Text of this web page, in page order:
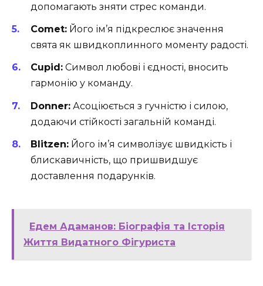
допомагають зняти стрес команди.
Comet: Його ім’я підкреслює значення
свята як швидкоплинного моменту радості.
Cupid: Символ любові і єдності, вносить
гармонію у команду.
Donner: Асоціюється з гучністю і силою,
додаючи стійкості загальній команді.
Blitzen: Його ім’я символізує швидкість і
блискавичність, що пришвидшує
доставлення подарунків.
Едем Адаманов: Біографія та Історія
Життя Видатного Фігуриста